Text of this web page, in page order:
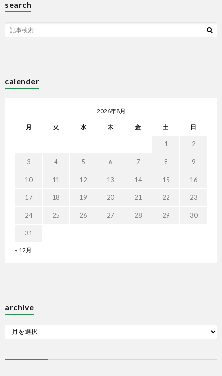
search
calender
2026年8月
月 火 水 木 金 土 日
« 12月
1 2
3 4 5 6 7 8 9
10 11 12 13 14 15 16
17 18 19 20 21 22 23
24 25 26 27 28 29 30
31
archive